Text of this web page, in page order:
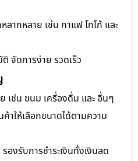
ลากหลาย เช่น กาแฟ โกโก้ และ
จัดการง่าย รวดเร็ว
เช่น ขนม เครื่องดื่ม และ อื่นๆ
าให้เลือกขนาดได้ตามความ
องรับการชำระเงินทั้งเงินสด